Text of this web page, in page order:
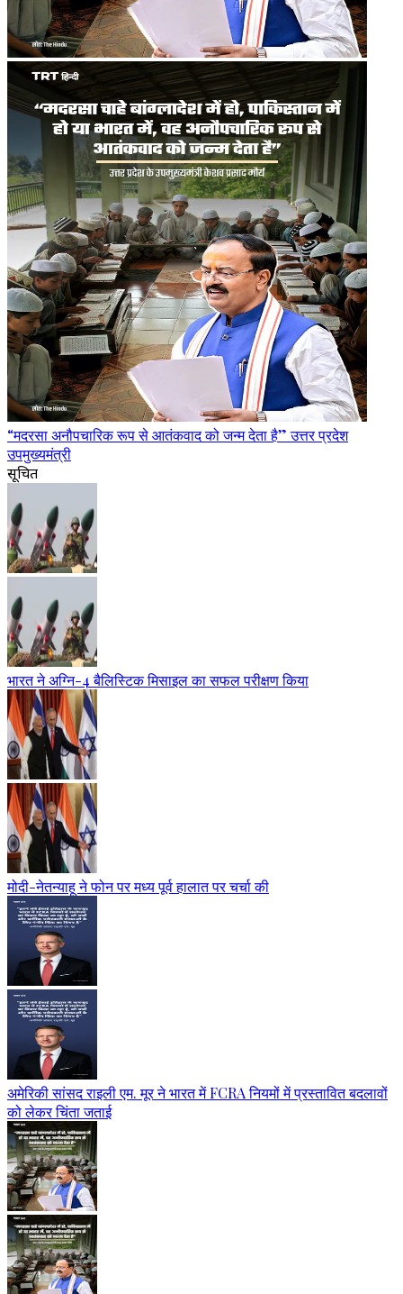
“मदरसा अनौपचारिक रूप से आतंकवाद को जन्म देता है” उत्तर प्रदेश
उपमुख्यमंत्री
सूचित
भारत ने अग्नि-4 बैलिस्टिक मिसाइल का सफल परीक्षण किया
मोदी-नेतन्याहू ने फोन पर मध्य पूर्व हालात पर चर्चा की
अमेरिकी सांसद राइली एम. मूर ने भारत में FCRA नियमों में प्रस्तावित बदलावों
को लेकर चिंता जताई